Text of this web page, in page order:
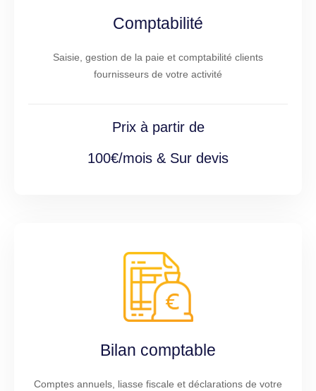
Comptabilité
Saisie, gestion de la paie et comptabilité clients
fournisseurs de votre activité
Prix à partir de
100€/mois & Sur devis
Bilan comptable
Comptes annuels, liasse fiscale et déclarations de votre